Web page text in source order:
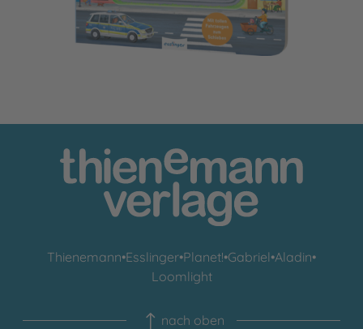
Thienemann•Esslinger•Planet!•Gabriel•Aladin•
Loomlight
nach oben